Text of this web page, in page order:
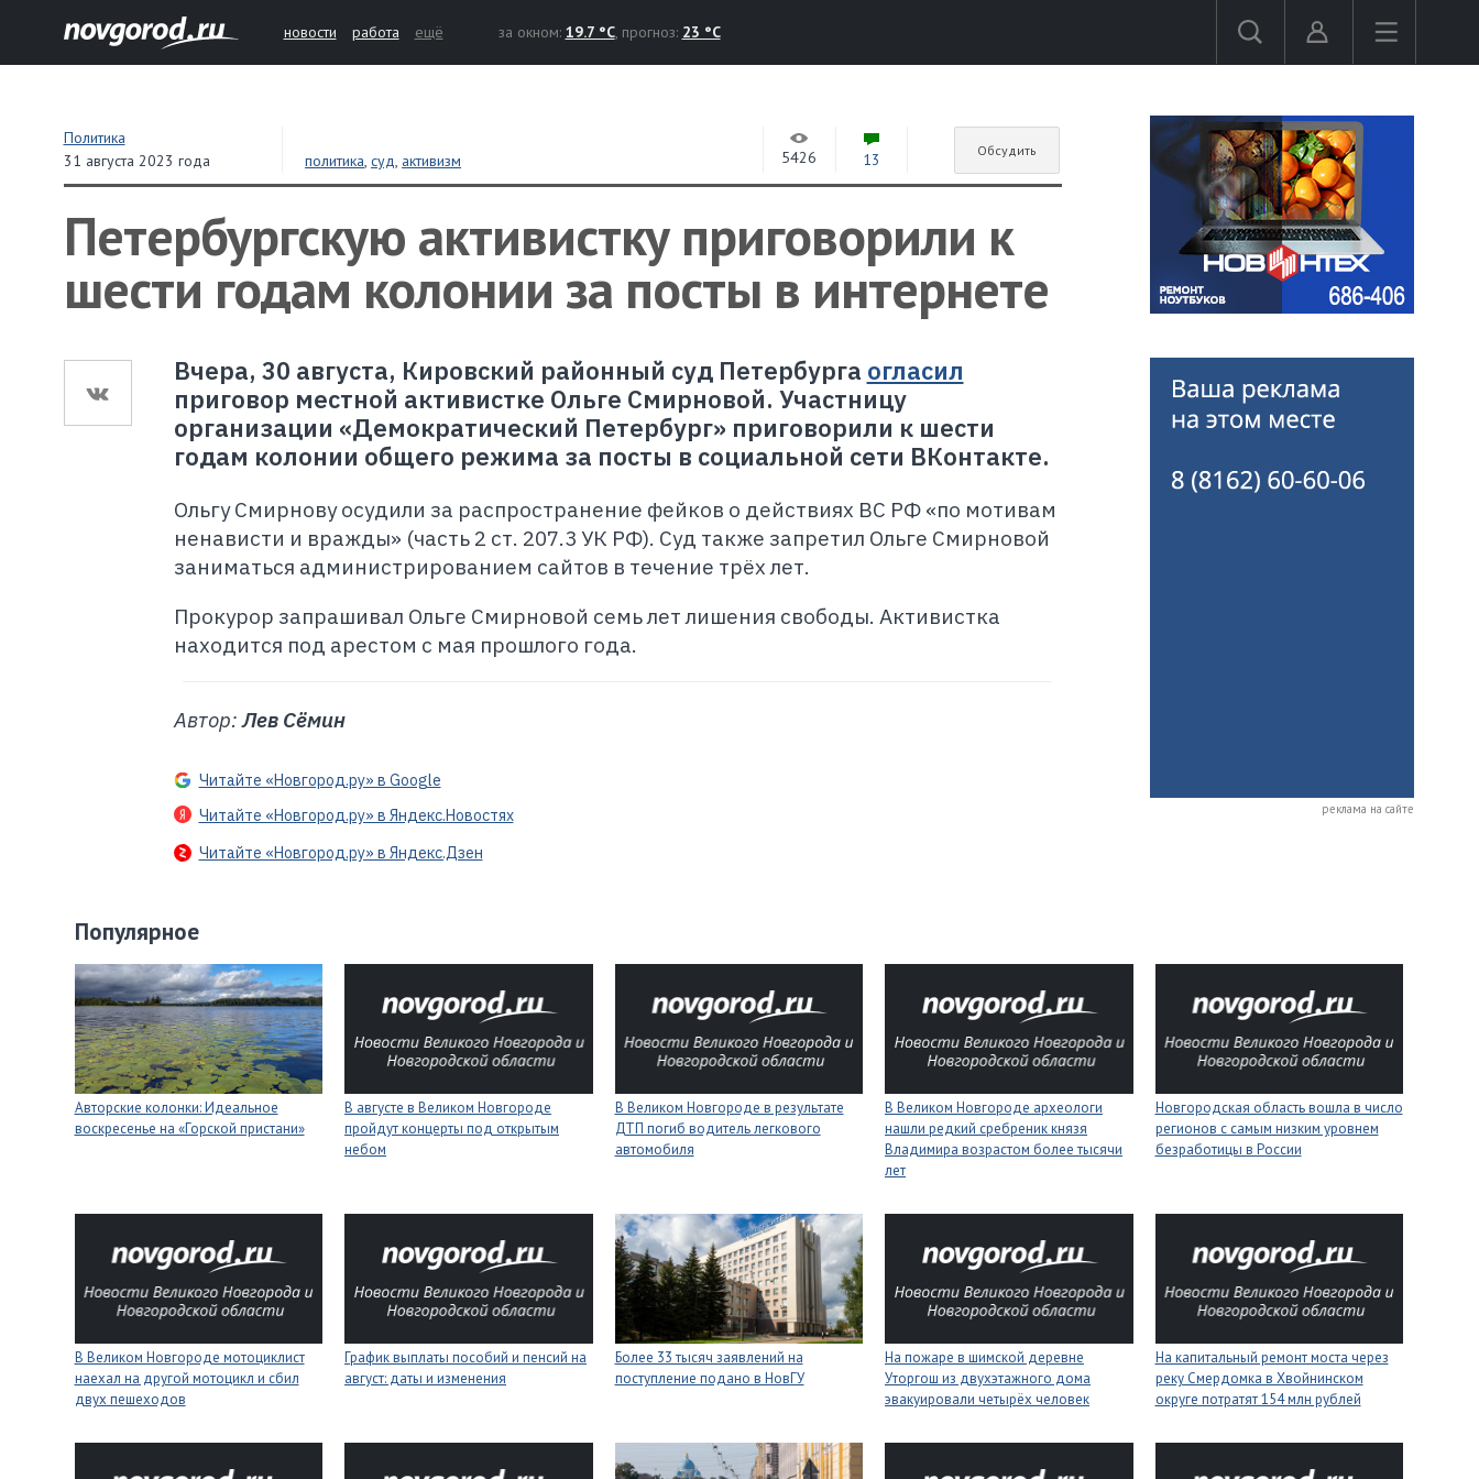
новости работа ещё за окном: 19.7 °C, прогноз: 23 °C
Политика
31 августа 2023 года
политика,суд, активизм 5426 13 Обсудить
Петербургскую активистку приговорили к
шести годам колонии за посты в интернете
Вчера, 30 августа, Кировский районный суд Петербурга огласил
приговор местной активистке Ольге Смирновой. Участницу
организации «Демократический Петербург» приговорили к шести
годам колонии общего режима за посты в социальной сети ВКонтакте.
Ольгу Смирнову осудили за распространение фейков о действиях ВС РФ «по мотивам
ненависти и вражды» (часть 2 ст. 207.3 УК РФ). Суд также запретил Ольге Смирновой
заниматься администрированием сайтов в течение трёх лет.
Прокурор запрашивал Ольге Смирновой семь лет лишения свободы. Активистка
находится под арестом с мая прошлого года.
Автор:Лев Сёмин
Читайте «Новгород.ру» в Google
Читайте «Новгород.ру» в Яндекс.Новостях
Читайте «Новгород.ру» в Яндекс.Дзен
реклама на сайте
Популярное
Авторские колонки: Идеальное
воскресенье на «Горской пристани»
В августе в Великом Новгороде
пройдут концерты под открытым
небом
В Великом Новгороде в результате
ДТП погиб водитель легкового
автомобиля
В Великом Новгороде археологи
нашли редкий сребреник князя
Владимира возрастом более тысячи
лет
Новгородская область вошла в число
регионов с самым низким уровнем
безработицы в России
В Великом Новгороде мотоциклист
наехал на другой мотоцикл и сбил
двух пешеходов
График выплаты пособий и пенсий на
август: даты и изменения
Более 33 тысяч заявлений на
поступление подано в НовГУ
На пожаре в шимской деревне
Уторгош из двухэтажного дома
эвакуировали четырёх человек
На капитальный ремонт моста через
реку Смердомка в Хвойнинском
округе потратят 154 млн рублей